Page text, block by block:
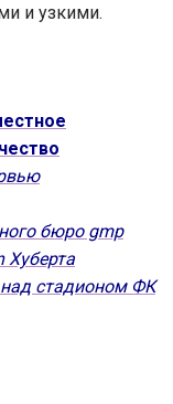
и узкими.
бюро gmp
Хуберта
стадионом ФК